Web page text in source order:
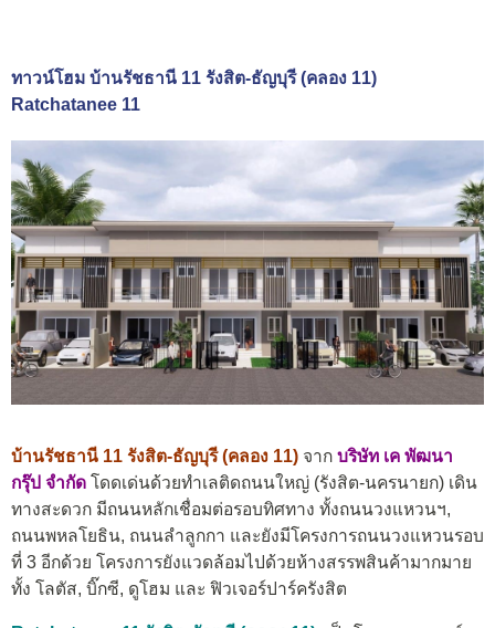
ทาวน์โฮม บ้านรัชธานี 11 รังสิต-ธัญบุรี (คลอง 11)
Ratchatanee 11
บ้านรัชธานี 11 รังสิต-ธัญบุรี (คลอง 11) จาก บริษัท เค พัฒนา
กรุ๊ป จำกัด โดดเด่นด้วยทำเลติดถนนใหญ่ (รังสิต-นครนายก) เดิน
ทางสะดวก มีถนนหลักเชื่อมต่อรอบทิศทาง ทั้งถนนวงแหวนฯ,
ถนนพหลโยธิน, ถนนลำลูกกา และยังมีโครงการถนนวงแหวนรอบ
ที่ 3 อีกด้วย โครงการยังแวดล้อมไปด้วยห้างสรรพสินค้ามากมาย
ทั้ง โลตัส, บิ๊กซี, ดูโฮม และ ฟิวเจอร์ปาร์ครังสิต